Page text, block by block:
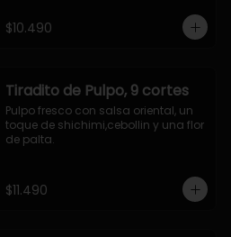
$10.490
Tiradito de Pulpo, 9 cortes
Pulpo fresco con salsa oriental, un
toque de shichimi,cebollin y una flor
de palta.
$11.490